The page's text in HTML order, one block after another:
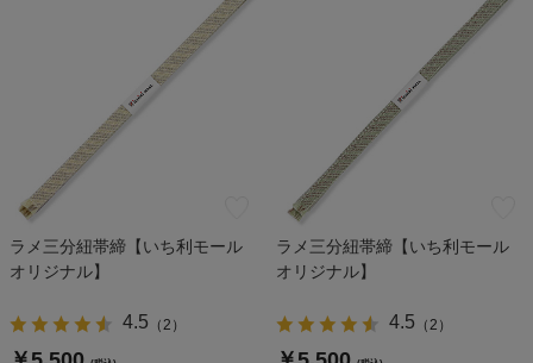
ラメ三分紐帯締【いち利モール
オリジナル】
4.5 （2 ）
ラメ三分紐帯締【いち利モール
オリジナル】
4.5 （2 ）